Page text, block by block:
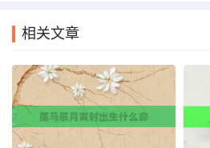
相关文章